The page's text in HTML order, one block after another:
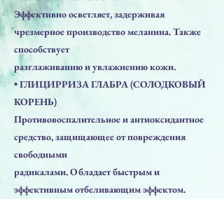
Эффективно осветляет, задерживая
чрезмерное производство меланина. Также
способствует
разглаживанию и увлажнению кожи.
• ГЛИЦИРРИЗА ГЛАБРА (СОЛОДКОВЫЙ
КОРЕНЬ)
Противовоспалительное и антиоксидантное
средство, защищающее от повреждения
свободными
радикалами. Обладает быстрым и
эффективным отбеливающим эффектом.